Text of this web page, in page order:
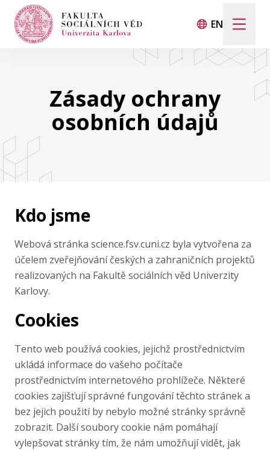
EN
Když jsou k dispozici výsledky z našeptávače,
Události
Projekty
Publikace
Kontakt
FSV UK
Zásady ochrany
osobních údajů
Kdo jsme
Webová stránka science.fsv.cuni.cz byla vytvořena za
účelem zveřejňování českých a zahraničních projektů
realizovaných na Fakultě sociálních věd Univerzity
Karlovy.
Cookies
Tento web používá cookies, jejichž prostřednictvím
ukládá informace do vašeho počítače
prostřednictvím internetového prohlížeče. Některé
cookies zajišťují správné fungování těchto stránek a
bez jejich použití by nebylo možné stránky správně
zobrazit. Další soubory cookie nám pomáhají
vylepšovat stránky tím, že nám umožňují vidět, jak